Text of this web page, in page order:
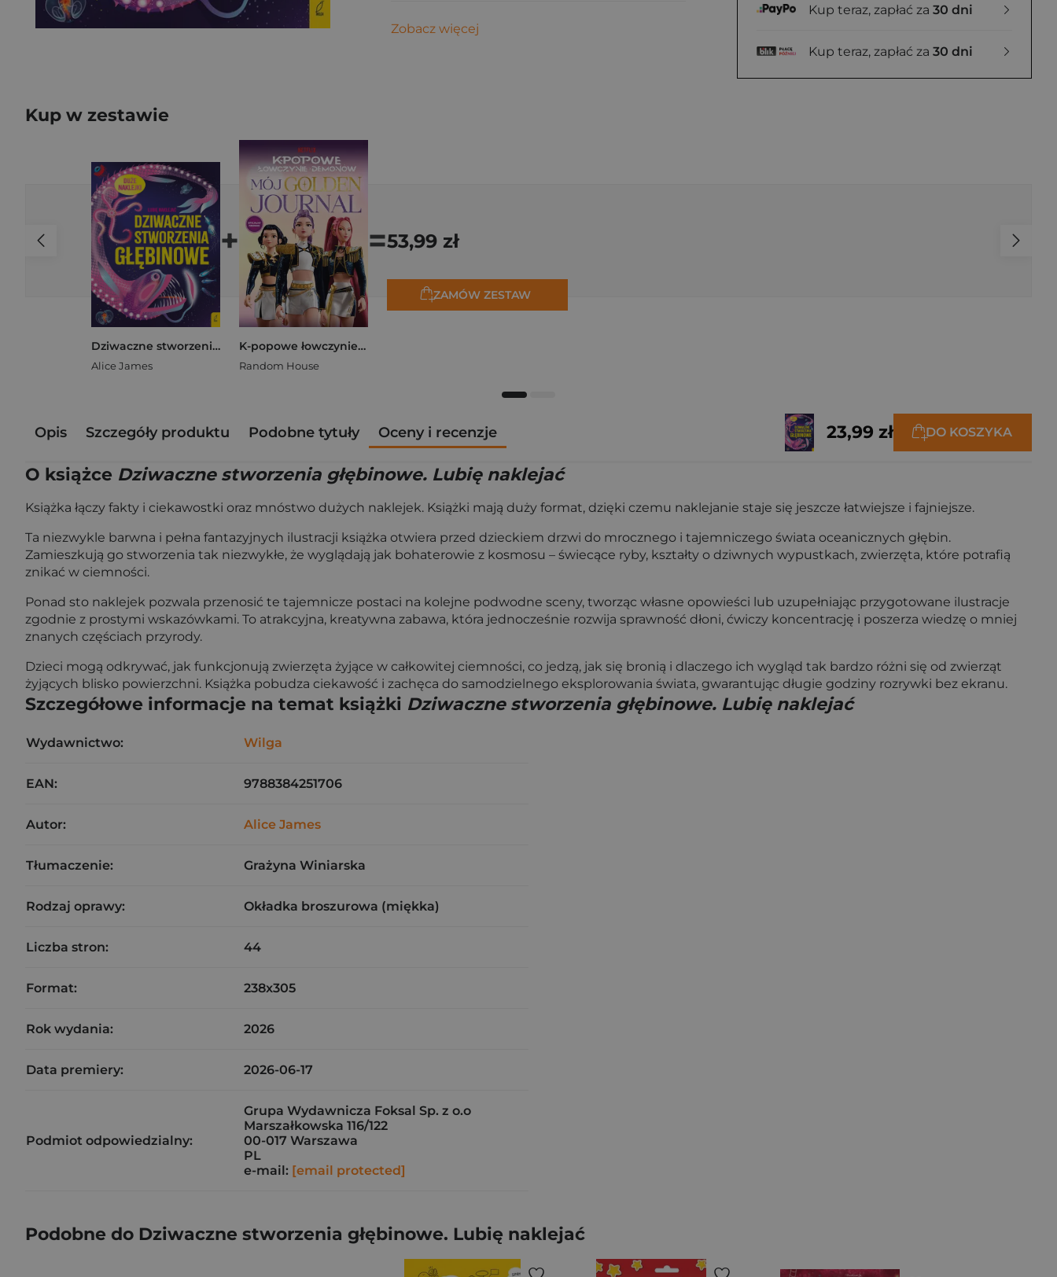
Kup teraz, zapłać za 30 dni
Kup teraz, zapłać za 30 dni
Zobacz więcej
Kup w zestawie
Dziwaczne stworzenia głębinowe. Lubię naklejać
Alice James
+
K-popowe łowczynie demonów. Mój golden journal. Oficjalny dziennik
Random House
=53,99 zł
ZAMÓW ZESTAW
Opis Szczegóły produktu Podobne tytuły Oceny i recenzje 23,99 zł DO KOSZYKA
O książce Dziwaczne stworzenia głębinowe. Lubię naklejać
Książka łączy fakty i ciekawostki oraz mnóstwo dużych naklejek. Książki mają duży format, dzięki czemu naklejanie staje się jeszcze łatwiejsze i fajniejsze.
Ta niezwykle barwna i pełna fantazyjnych ilustracji książka otwiera przed dzieckiem drzwi do mrocznego i tajemniczego świata oceanicznych głębin.
Zamieszkują go stworzenia tak niezwykłe, że wyglądają jak bohaterowie z kosmosu – świecące ryby, kształty o dziwnych wypustkach, zwierzęta, które potrafią
znikać w ciemności.
Ponad sto naklejek pozwala przenosić te tajemnicze postaci na kolejne podwodne sceny, tworząc własne opowieści lub uzupełniając przygotowane ilustracje
zgodnie z prostymi wskazówkami. To atrakcyjna, kreatywna zabawa, która jednocześnie rozwija sprawność dłoni, ćwiczy koncentrację i poszerza wiedzę o mniej
znanych częściach przyrody.
Dzieci mogą odkrywać, jak funkcjonują zwierzęta żyjące w całkowitej ciemności, co jedzą, jak się bronią i dlaczego ich wygląd tak bardzo różni się od zwierząt
żyjących blisko powierzchni. Książka pobudza ciekawość i zachęca do samodzielnego eksplorowania świata, gwarantując długie godziny rozrywki bez ekranu.
Szczegółowe informacje na temat książki Dziwaczne stworzenia głębinowe. Lubię naklejać
Wydawnictwo: Wilga
EAN: 9788384251706
Autor: Alice James
Tłumaczenie: Grażyna Winiarska
Rodzaj oprawy: Okładka broszurowa (miękka)
Liczba stron: 44
Format: 238x305
Rok wydania: 2026
Data premiery: 2026-06-17
Podmiot odpowiedzialny:
Grupa Wydawnicza Foksal Sp. z o.o
Marszałkowska 116/122
00-017 Warszawa
PL
e-mail: [email protected]
Podobne do Dziwaczne stworzenia głębinowe. Lubię naklejać